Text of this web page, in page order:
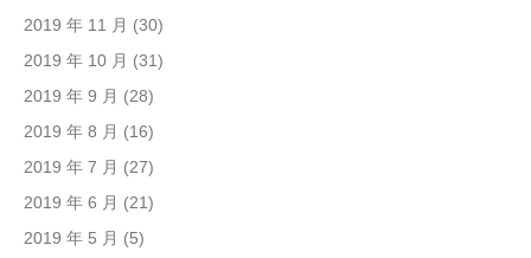
2019 年 11 月 (30)
2019 年 10 月 (31)
2019 年 9 月 (28)
2019 年 8 月 (16)
2019 年 7 月 (27)
2019 年 6 月 (21)
2019 年 5 月 (5)